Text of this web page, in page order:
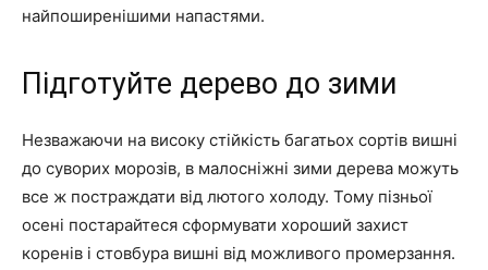
найпоширенішими напастями.
Підготуйте дерево до зими
Незважаючи на високу стійкість багатьох сортів вишні
до суворих морозів, в малосніжні зими дерева можуть
все ж постраждати від лютого холоду. Тому пізньої
осені постарайтеся сформувати хороший захист
коренів і стовбура вишні від можливого промерзання.